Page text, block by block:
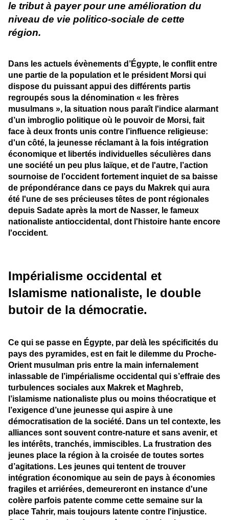
le tribut à payer pour une amélioration du
niveau de vie politico-sociale de cette
région.
Dans les actuels évènements d’Égypte, le conflit entre
une partie de la population et le président Morsi qui
dispose du puissant appui des différents partis
regroupés sous la dénomination « les frères
musulmans », la situation nous paraît l'indice alarmant
d’un imbroglio politique où le pouvoir de Morsi, fait
face à deux fronts unis contre l’influence religieuse:
d'un côté, la jeunesse réclamant à la fois intégration
économique et libertés individuelles séculières dans
une société un peu plus laïque, et de l'autre, l’action
sournoise de l’occident fortement inquiet de sa baisse
de prépondérance dans ce pays du Makrek qui aura
été l'une de ses précieuses têtes de pont régionales
depuis Sadate après la mort de Nasser, le fameux
nationaliste antioccidental, dont l'histoire hante encore
l'occident.
Impérialisme occidental et
Islamisme nationaliste, le double
butoir de la démocratie.
Ce qui se passe en Égypte, par delà les spécificités du
pays des pyramides, est en fait le dilemme du Proche-
Orient musulman pris entre la main infernalement
inlassable de l’impérialisme occidental qui s’effraie des
turbulences sociales aux Makrek et Maghreb,
l’islamisme nationaliste plus ou moins théocratique et
l’exigence d’une jeunesse qui aspire à une
démocratisation de la société. Dans un tel contexte, les
alliances sont souvent contre-nature et sans avenir, et
les intérêts, tranchés, immiscibles. La frustration des
jeunes place la région à la croisée de toutes sortes
d’agitations. Les jeunes qui tentent de trouver
intégration économique au sein de pays à économies
fragiles et arriérées, demeureront en instance d'une
colère parfois patente comme cette semaine sur la
place Tahrir, mais toujours latente contre l'injustice.